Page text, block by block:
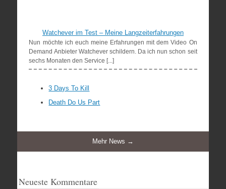
Watchever im Test – Meine Langzeiterfahrungen
Nun möchte ich euch meine Erfahrungen mit dem Video On
Demand Anbieter Watchever schildern. Da ich nun schon seit
sechs Monaten den Service [...]
3 Days To Kill
Death Do Us Part
Mehr News →
Neueste Kommentare